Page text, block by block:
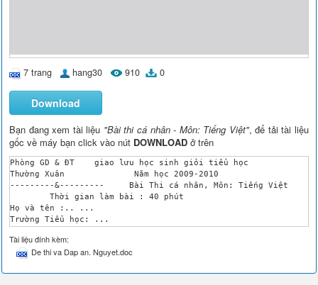
7 trang hang30 910 0
Download
Bạn đang xem tài liệu "Bài thi cá nhân - Môn: Tiếng Việt", để tải tài liệu
gốc về máy bạn click vào nút DOWNLOAD ở trên
Phòng GD & ĐT 	 giao lưu học sinh giỏi tiểu học
Thường Xuân 	 	 Năm học 2009-2010
---------&--------- 	Bài Thi cá nhân, Môn: Tiếng Việt
Họ và tên :.. ...
Trường Tiểu học: ...
Câu 1: (4 điểm)
Viết vào ô trống chữ N nếu 2 từ đã cho thuộc từ nhiều nghĩa,
a. c Mùa đông - phía đông
c. c Mùa đông - ba đông ( ba năm)
Tài liệu đính kèm:
De thi va Dap an. Nguyet.doc